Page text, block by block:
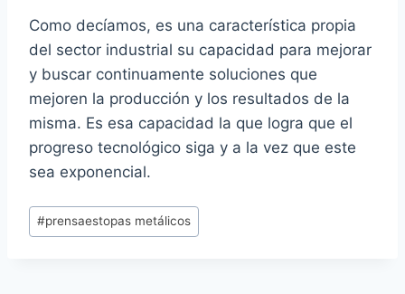
Como decíamos, es una característica propia
del sector industrial su capacidad para mejorar
y buscar continuamente soluciones que
mejoren la producción y los resultados de la
misma. Es esa capacidad la que logra que el
progreso tecnológico siga y a la vez que este
sea exponencial.
Etiquetas
de
#prensaestopas metálicos